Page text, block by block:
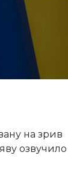
на зрив
озвучило